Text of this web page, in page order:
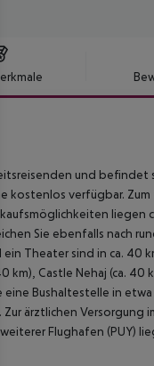
und befindet
verfügbar. Zum
Sie ebenfalls nach
Theater sind in ca. 40
Castle Nehaj (ca. 40
eine Bushaltestelle in
ärztlichen Versorgung
Flughafen (PUY)